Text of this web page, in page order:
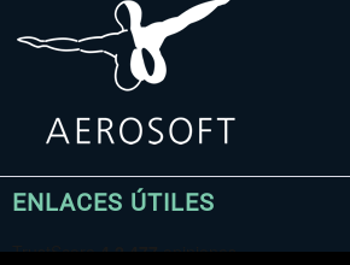
ENLACES ÚTILES